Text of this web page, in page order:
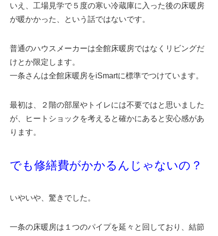
いえ、工場見学で５度の寒い冷蔵庫に入った後の床暖房
が暖かかった、という話ではないです。
普通のハウスメーカーは全館床暖房ではなくリビングだ
けとか限定します。
一条さんは全館床暖房をiSmartに標準でつけています。
最初は、２階の部屋やトイレには不要ではと思いました
が、ヒートショックを考えると確かにあると安心感があ
ります。
でも修繕費がかかるんじゃないの？
いやいや、驚きでした。
一条の床暖房は１つのパイプを延々と回しており、結節